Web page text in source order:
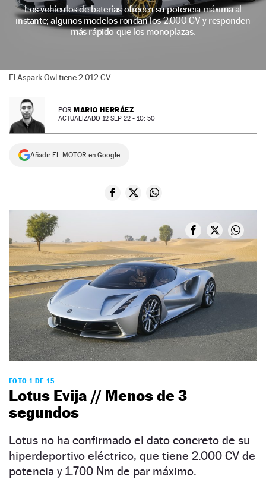
NEWSLETTER
Los vehículos de baterías ofrecen su potencia máxima al
instante; algunos modelos rondan los 2.000 CV y responden
más rápido que los monoplazas.
El Aspark Owl tiene 2.012 CV.
POR MARIO HERRÁEZ
ACTUALIZADO 12 SEP 22 - 10: 50
Añadir EL MOTOR en Google
FOTO 1 DE 15
Lotus Evija // Menos de 3
segundos
Lotus no ha confirmado el dato concreto de su
hiperdeportivo eléctrico, que tiene 2.000 CV de
potencia y 1.700 Nm de par máximo.